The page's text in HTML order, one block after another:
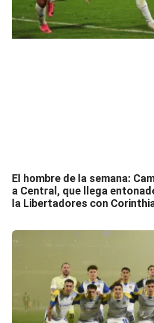
El hombre de la semana:
a Central, que llega
la Libertadores con